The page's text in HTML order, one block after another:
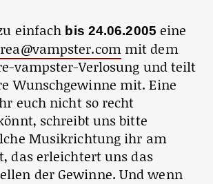
einfach bis 24.06.2005 eine
mit dem
vampster-Verlosung und teilt
Wunschgewinne mit. Eine
euch nicht so recht
schreibt uns bitte
Musikrichtung ihr am
das erleichtert uns das
der Gewinne. Und wenn